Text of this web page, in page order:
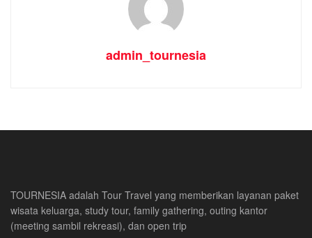
admin_tournesia
TOURNESIA adalah Tour Travel yang memberikan layanan paket
wisata keluarga, study tour, family gathering, outing kantor
(meeting sambil rekreasi), dan open trip